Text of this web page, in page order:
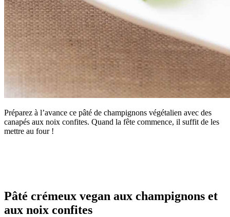
Préparez à l’avance ce pâté de champignons végétalien avec des
canapés aux noix confites. Quand la fête commence, il suffit de les
mettre au four !
Pâté crémeux vegan aux champignons et
aux noix confites